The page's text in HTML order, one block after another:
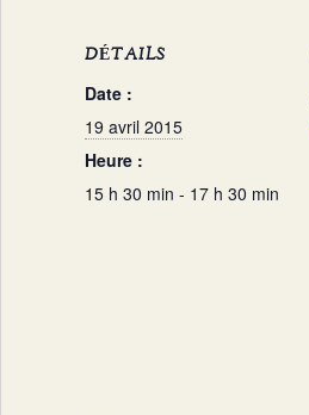
DÉTAILS
Date :
19 avril 2015
Heure :
15 h 30 min - 17 h 30 min